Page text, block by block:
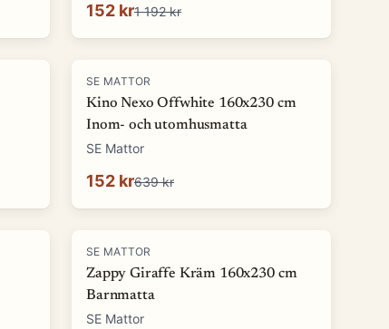
152 kr1 192 kr
-76%
SE MATTOR
Kino Nexo Offwhite 160x230 cm
Inom- och utomhusmatta
SE Mattor
152 kr639 kr
-73%
SE MATTOR
Zappy Giraffe Kräm 160x230 cm
Barnmatta
SE Mattor